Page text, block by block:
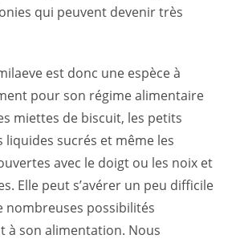
qui peuvent devenir très
est donc une espèce à
pour son régime alimentaire
miettes de biscuit, les petits
liquides sucrés et même les
avec le doigt ou les noix et
Elle peut s’avérer un peu difficile
nombreuses possibilités
à son alimentation. Nous